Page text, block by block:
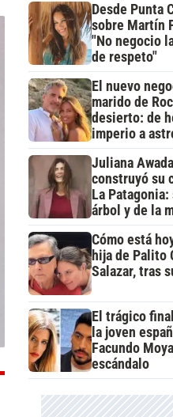
Desde Punta
sobre Martín
"No negocio
de respeto"
El nuevo
marido de
desierto: de
imperio a
Juliana
construyó su
La
árbol y de la
Cómo está
hija de Palito
Salazar, tras
El trágico
la joven
Facundo
escándalo